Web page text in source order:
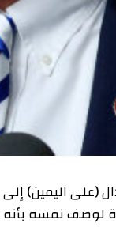
اليمين) إلى
نفسه بأنه بطل